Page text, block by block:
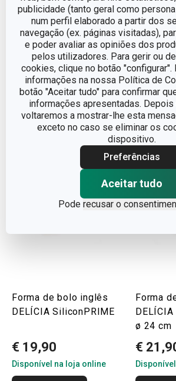
publicidade (tanto geral como
num perfil elaborado a partir dos
navegação (ex. páginas visitadas),
e poder avaliar as opiniões dos
pelos utilizadores. Para gerir ou
cookies, clique no botão
informações na nossa Política de
botão "Aceitar tudo" para confirmar
informações apresentadas. Depois
voltaremos a mostrar-lhe esta
exceto no caso se eliminar os
dispositivo.
Preferências
Aceitar tudo
Pode recusar o
Forma para madalenas
DELÍCIA SiliconPRIME
€ 25,90
Disponível na loja online
COMPRAR
Forma
abertura
€
Forma de bolo inglês
DELÍCIA SiliconPRIME
€ 19,90
Disponível na loja online
Forma
ø 24 cm
€